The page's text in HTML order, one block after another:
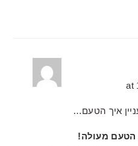
איך הטעם…
הטעם מעולה!